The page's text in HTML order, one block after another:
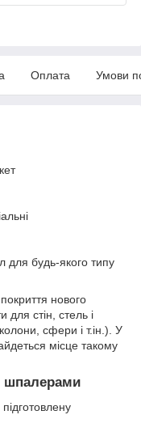
Оплата Умови
для будь-якого типу
нового
для стін, стель і
сфери і т.ін.). У
місце такому
шпалерами